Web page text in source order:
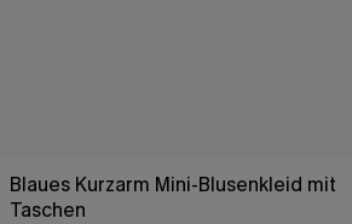
Blaues Kurzarm Mini-Blusenkleid mit
Taschen